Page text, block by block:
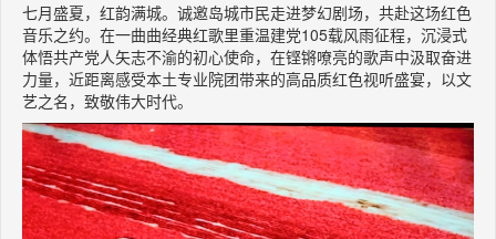
七月盛夏，红韵满城。诚邀岛城市民走进梦幻剧场，共赴这场红色
音乐之约。在一曲曲经典红歌里重温建党105载风雨征程，沉浸式
体悟共产党人矢志不渝的初心使命，在铿锵嘹亮的歌声中汲取奋进
力量，近距离感受本土专业院团带来的高品质红色视听盛宴，以文
艺之名，致敬伟大时代。